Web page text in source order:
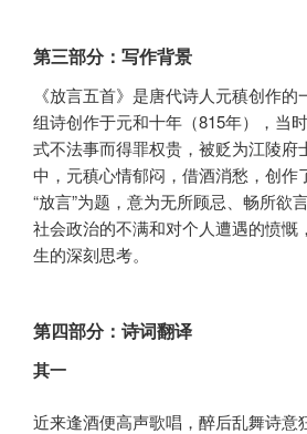
第三部分：写作背景
《放言五首》是唐代诗人元稹创作
组诗创作于元和十年（815年），当
式不法事而得罪权贵，被贬为江陵府
中，元稹心情郁闷，借酒消愁，创作
“放言”为题，意为无所顾忌、畅所欲
社会政治的不满和对个人遭遇的愤慨
生的深刻思考。
第四部分：诗词翻译
其一
近来逢酒便高声歌唱，醉后乱舞诗意